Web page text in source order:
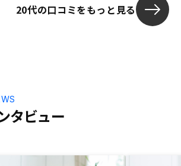
期的に通知してほし
20代の口コミをもっと見る
タビュー